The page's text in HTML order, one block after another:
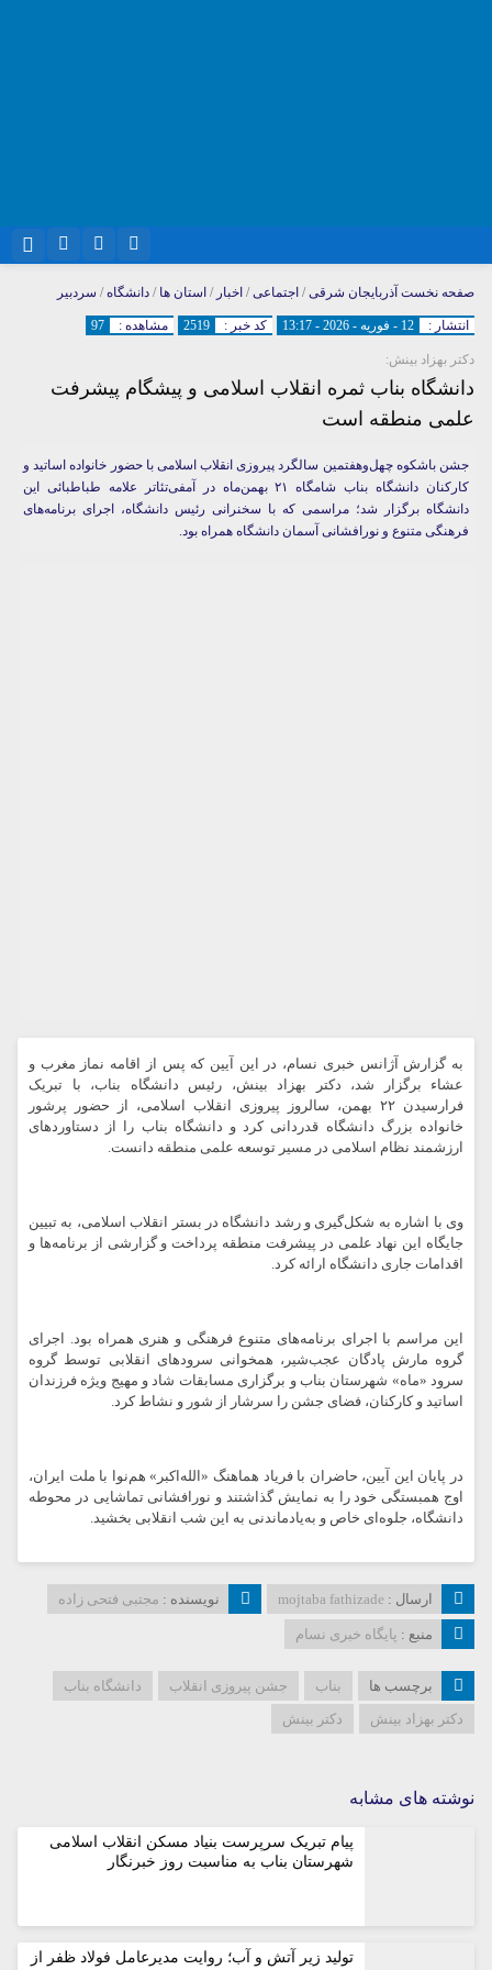
اینستاگرام تلگرام
سروش ایتا
آپارات
نام کاربری یا نشانی ایمیل
رمز عبور
مرا به خاطر بسپار
صفحه نخست آذربایجان شرقی/ اجتماعی/ اخبار / استان ها / دانشگاه/ سردبیر
انتشار : 12 - فوریه - 2026 - 13:17 کد خبر : 2519 مشاهده : 97
دکتر بهزاد بینش:
دانشگاه بناب ثمره انقلاب اسلامی و پیشگام پیشرفت
علمی منطقه است
جشن باشکوه چهل‌وهفتمین سالگرد پیروزی انقلاب اسلامی با حضور خانواده اساتید و
کارکنان دانشگاه بناب شامگاه ۲۱ بهمن‌ماه در آمفی‌تئاتر علامه طباطبائی این
دانشگاه برگزار شد؛ مراسمی که با سخنرانی رئیس دانشگاه، اجرای برنامه‌های
فرهنگی متنوع و نورافشانی آسمان دانشگاه همراه بود.
به گزارش آژانس خبری نسام، در این آیین که پس از اقامه نماز مغرب و
عشاء برگزار شد، دکتر بهزاد بینش، رئیس دانشگاه بناب، با تبریک
فرارسیدن ۲۲ بهمن، سالروز پیروزی انقلاب اسلامی، از حضور پرشور
خانواده بزرگ دانشگاه قدردانی کرد و دانشگاه بناب را از دستاوردهای
ارزشمند نظام اسلامی در مسیر توسعه علمی منطقه دانست.
وی با اشاره به شکل‌گیری و رشد دانشگاه در بستر انقلاب اسلامی، به تبیین
جایگاه این نهاد علمی در پیشرفت منطقه پرداخت و گزارشی از برنامه‌ها و
اقدامات جاری دانشگاه ارائه کرد.
این مراسم با اجرای برنامه‌های متنوع فرهنگی و هنری همراه بود. اجرای
گروه مارش پادگان عجب‌شیر، همخوانی سرودهای انقلابی توسط گروه
سرود «ماه» شهرستان بناب و برگزاری مسابقات شاد و مهیج ویژه فرزندان
اساتید و کارکنان، فضای جشن را سرشار از شور و نشاط کرد.
در پایان این آیین، حاضران با فریاد هماهنگ «الله‌اکبر» هم‌نوا با ملت ایران،
اوج همبستگی خود را به نمایش گذاشتند و نورافشانی تماشایی در محوطه
دانشگاه، جلوه‌ای خاص و به‌یادماندنی به این شب انقلابی بخشید.
ارسال : mojtaba fathizade نویسنده : مجتبی فتحی زاده
منبع : پایگاه خبری نسام
برچسب ها بناب جشن پیروزی انقلاب
دانشگاه بناب
دکتر بهزاد بینش
دکتر بینش
نوشته های مشابه
پیام تبریک سرپرست بنیاد مسکن انقلاب اسلامی
شهرستان بناب به مناسبت روز خبرنگار
تولید زیر آتش و آب؛ روایت مدیرعامل فولاد ظفر از